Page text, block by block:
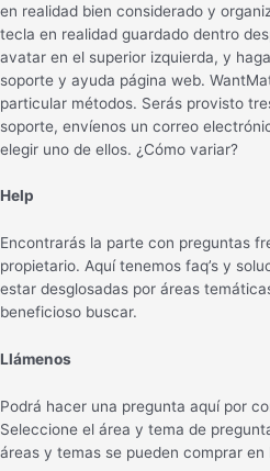
en realidad bien considerado y
tecla en realidad guardado dentro
avatar en el superior izquierda, y
soporte y ayuda página web.
particular métodos. Serás provisto
soporte, envíenos un correo
elegir uno de ellos. ¿Cómo variar?
Help
Encontrarás la parte con preguntas
propietario. Aquí tenemos faq’s y
estar desglosadas por áreas
beneficioso buscar.
Llámenos
Podrá hacer una pregunta aquí por
Seleccione el área y tema de
áreas y temas se pueden comprar en